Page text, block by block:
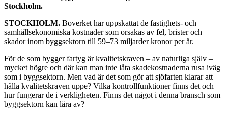
Stockholm.
STOCKHOLM. Boverket har uppskattat de fastighets- och
samhällsekonomiska kostnader som orsakas av fel, brister och
skador inom byggsektorn till 59–73 miljarder kronor per år.
För de som bygger fartyg är kvalitetskraven – av naturliga själv –
mycket högre och där kan man inte låta skadekostnaderna rusa iväg
som i byggsektorn. Men vad är det som gör att sjöfarten klarar att
hålla kvalitetskraven uppe? Vilka kontrollfunktioner finns det och
hur fungerar de i verkligheten. Finns det något i denna bransch som
byggsektorn kan lära av?